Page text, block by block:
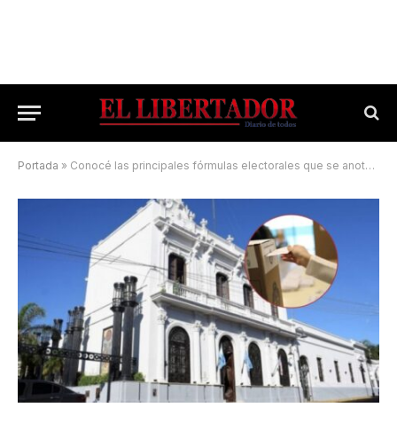
Portada » Conocé las principales fórmulas electorales que se anotarán para pelear por la Capital correntina